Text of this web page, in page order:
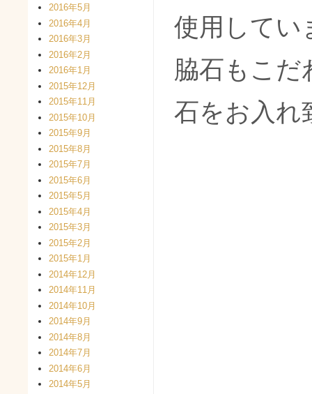
使用してい
脇石もこだ
石をお入れ
2016年5月
2016年4月
2016年3月
2016年2月
2016年1月
2015年12月
2015年11月
2015年10月
2015年9月
2015年8月
2015年7月
2015年6月
2015年5月
2015年4月
2015年3月
2015年2月
2015年1月
2014年12月
2014年11月
2014年10月
2014年9月
2014年8月
2014年7月
2014年6月
2014年5月